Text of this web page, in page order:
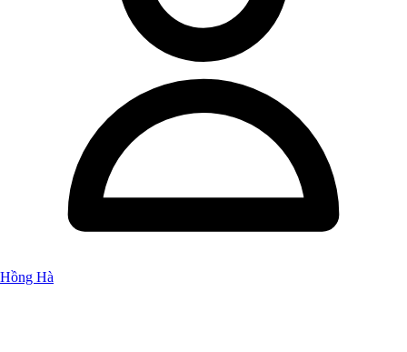
Hồng Hà